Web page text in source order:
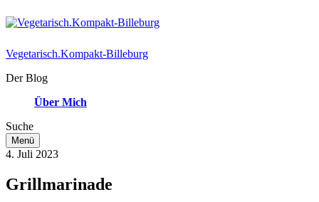
Vegetarisch.Kompakt-Billeburg
Der Blog
Über Mich
Suche
Menü
4. Juli 2023
Grillmarinade